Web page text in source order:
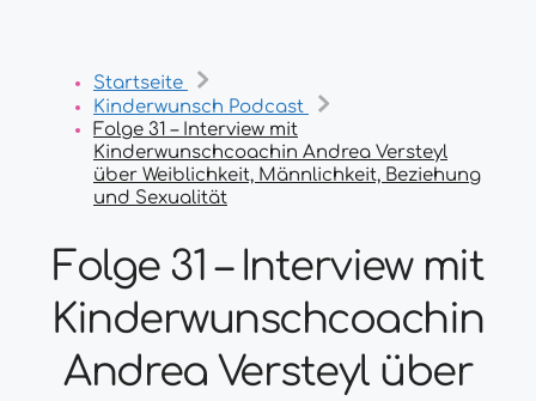
Startseite
Kinderwunsch Podcast
Folge 31 – Interview mit
Kinderwunschcoachin Andrea Versteyl
über Weiblichkeit, Männlichkeit, Beziehung
und Sexualität
Folge 31 – Interview mit
Kinderwunschcoachin
Andrea Versteyl über